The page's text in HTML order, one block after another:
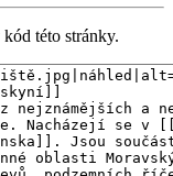
této stránky.